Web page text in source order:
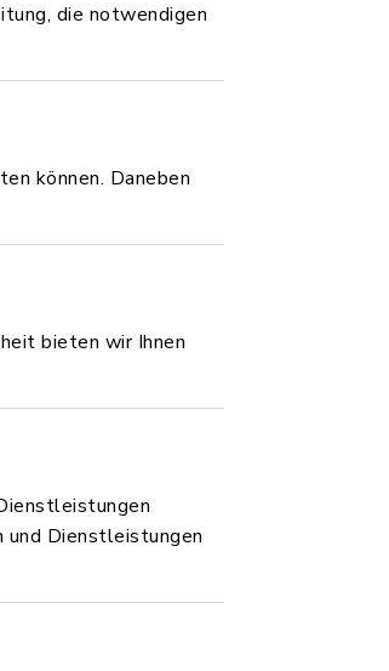
die notwendigen
können. Daneben
bieten wir Ihnen
und Dienstleistungen